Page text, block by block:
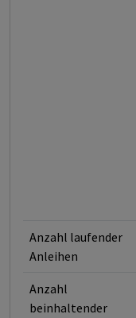
Anzahl laufender
Anleihen
Anzahl
beinhaltender